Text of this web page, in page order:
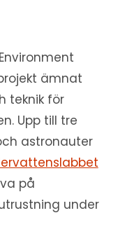
ämnat
teknik för
Upp till tre
astronauter
på
under